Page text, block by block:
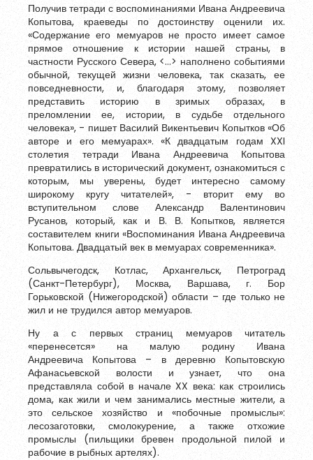
Получив тетради с воспоминаниями Ивана Андреевича
Копытова, краеведы по достоинству оценили их.
«Содержание его мемуаров не просто имеет самое
прямое отношение к истории нашей страны, в
частности Русского Севера, <…> наполнено событиями
обычной, текущей жизни человека, так сказать, ее
повседневности, и, благодаря этому, позволяет
представить историю в зримых образах, в
преломлении ее, истории, в судьбе отдельного
человека», - пишет Василий Викентьевич Копытков «Об
авторе и его мемуарах». «К двадцатым годам XXI
столетия тетради Ивана Андреевича Копытова
превратились в исторический документ, ознакомиться с
которым, мы уверены, будет интересно самому
широкому кругу читателей», - вторит ему во
вступительном слове Александр Валентинович
Русанов, который, как и В. В. Копытков, является
составителем книги «Воспоминания Ивана Андреевича
Копытова. Двадцатый век в мемуарах современника».
Сольвычегодск, Котлас, Архангельск, Петроград
(Санкт-Петербург), Москва, Варшава, г. Бор
Горьковской (Нижегородской) области – где только не
жил и не трудился автор мемуаров.
Ну а с первых страниц мемуаров читатель
«перенесется» на малую родину Ивана
Андреевича Копытова – в деревню Копытовскую
Афанасьевской волости и узнает, что она
представляла собой в начале XX века: как строились
дома, как жили и чем занимались местные жители, а
это сельское хозяйство и «побочные промыслы»:
лесозаготовки, смолокурение, а также отхожие
промыслы (пильщики бревен продольной пилой и
рабочие в рыбных артелях).